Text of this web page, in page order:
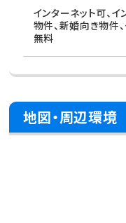
インターネット可、
物件、新婚向き物件
無料
地図・周辺環境